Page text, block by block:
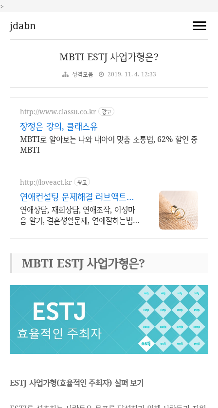
>
jdabn
MBTI ESTJ 사업가형은?
성격모음 2019. 11. 4. 12:33
http://www.classu.co.kr 광고
장정은 강의, 클래스유
MBTI로 알아보는 나와 내아이 맞춤 소통법, 62% 할인 중
MBTI
http://loveact.kr 광고
연애컨설팅 문제해결 러브액트
2011년 개업 오랜 업력
연애상담, 재회상담, 연애조작, 이성마
음 알기, 결혼생활문제, 연애잘하는법
MBTI ESTJ 사업가형은?
ESTJ 사업가형(효율적인 주최자) 살펴 보기